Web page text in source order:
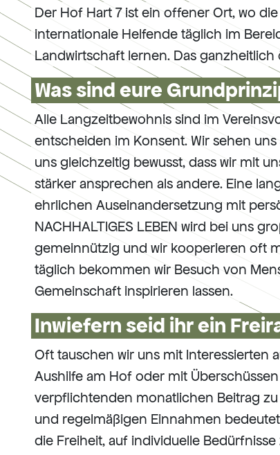
Der Hof Hart 7 ist ein offener Ort, wo
internationale Helfende täglich im
Landwirtschaft lernen. Das
Was sind eure
Alle Langzeitbewohnis sind im
entscheiden im Konsent. Wir sehen
uns gleichzeitig bewusst, dass wir mit
stärker ansprechen als andere. Eine
ehrlichen Auseinandersetzung mit
NACHHALTIGES LEBEN wird bei uns
gemeinnützig und wir kooperieren oft
täglich bekommen wir Besuch von
Gemeinschaft inspirieren lassen.
Inwiefern seid ihr ein
Oft tauschen wir uns mit Interessierten
Aushilfe am Hof oder mit
verpflichtenden monatlichen Beitrag
und regelmäßigen Einnahmen
die Freiheit, auf individuelle